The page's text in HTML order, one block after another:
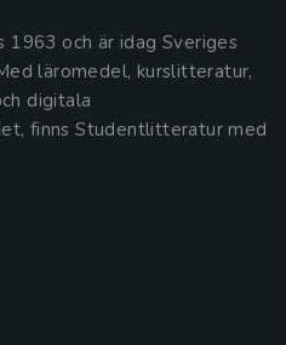
och är idag Sveriges
läromedel, kurslitteratur,
digitala
finns Studentlitteratur med